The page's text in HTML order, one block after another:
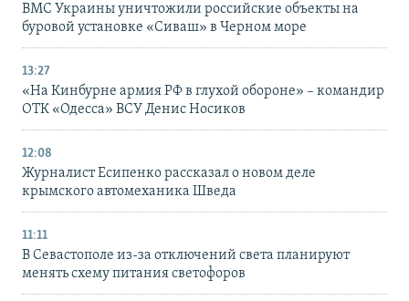
ВМС Украины уничтожили российские объекты на
буровой установке «Сиваш» в Черном море
13:27
«На Кинбурне армия РФ в глухой обороне» – командир
ОТК «Одесса» ВСУ Денис Носиков
12:08
Журналист Есипенко рассказал о новом деле
крымского автомеханика Шведа
11:11
В Севастополе из-за отключений света планируют
менять схему питания светофоров